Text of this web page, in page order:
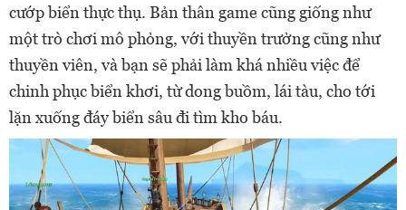
cướp biển thực thụ. Bản thân game cũng giống như
một trò chơi mô phỏng, với thuyền trưởng cũng như
thuyền viên, và bạn sẽ phải làm khá nhiều việc để
chinh phục biển khơi, từ dong buồm, lái tàu, cho tới
lặn xuống đáy biển sâu đi tìm kho báu.